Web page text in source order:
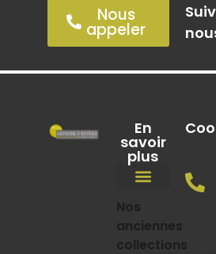
Nous
appeler
En
savoir
plus
Nos
anciennes
collections